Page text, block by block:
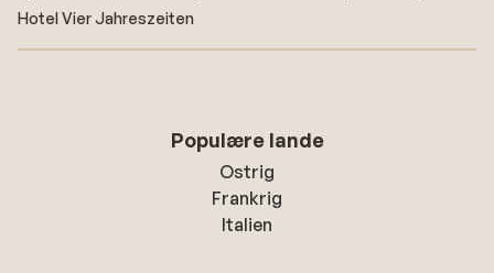
Hotel Vier Jahreszeiten
Populære lande
Ostrig
Frankrig
Italien